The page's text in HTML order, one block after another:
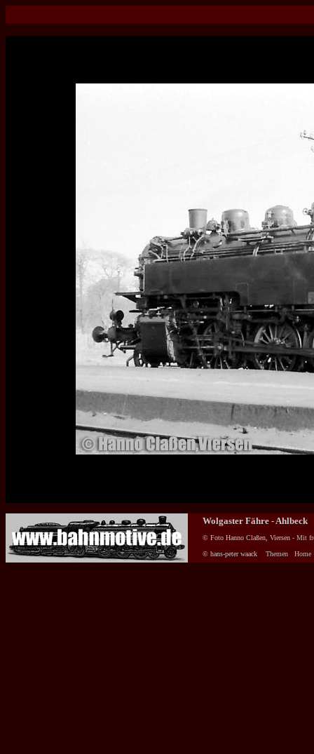
Wolgaster Fähre - Ahlbeck
© Foto Hanno Claßen, Viersen - Mit
© hans-peter waack Themen Home